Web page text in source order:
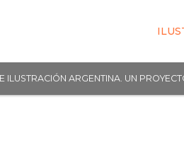
ILUSTRACIÓN ARGENTINA. UN